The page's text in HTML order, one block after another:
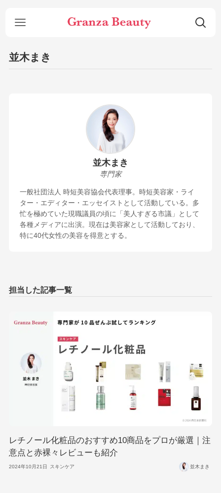
並木まき
並木まき
専門家
一般社団法人 時短美容協会代表理事。時短美容家・ライ
ター・エディター・エッセイストとして活動している。多
忙を極めていた現職議員の頃に「美人すぎる市議」として
各種メディアに出演。現在は美容家として活動しており、
特に40代女性の美容を得意とする。
レチノール化粧品のおすすめ10商品をプロが厳選｜注
意点と赤裸々レビューも紹介
2024年10月21日 スキンケア 並木まき